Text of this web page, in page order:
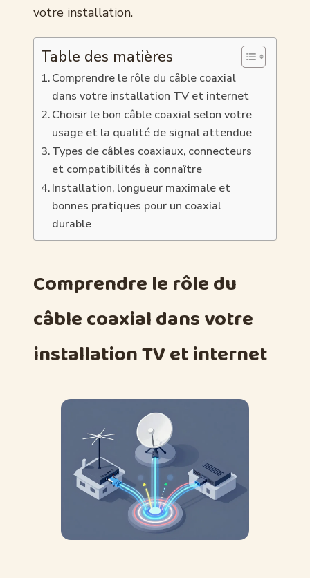
votre installation.
Table des matières
Comprendre le rôle du câble coaxial
dans votre installation TV et internet
Choisir le bon câble coaxial selon votre
usage et la qualité de signal attendue
Types de câbles coaxiaux, connecteurs
et compatibilités à connaître
Installation, longueur maximale et
bonnes pratiques pour un coaxial
durable
Comprendre le rôle du
câble coaxial dans votre
installation TV et internet